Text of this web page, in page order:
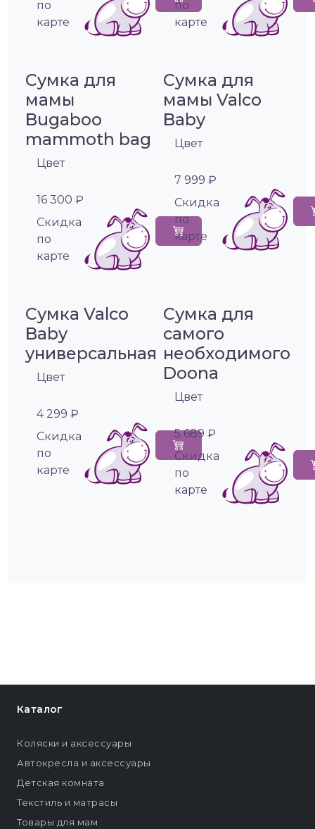
по
карте
по
карте
Сумка для
мамы
Bugaboo
mammoth bag
Цвет
16 300 ₽
Cкидка
по
карте
Сумка для
мамы Valco
Baby
Цвет
7 999 ₽
Cкидка
по
карте
Сумка Valco
Baby
универсальная
Цвет
4 299 ₽
Cкидка
по
карте
Сумка для
самого
необходимого
Doona
Цвет
5 689 ₽
Cкидка
по
карте
Каталог
Коляски и аксессуары
Автокресла и аксессуары
Детская комната
Текстиль и матрасы
Товары для мам